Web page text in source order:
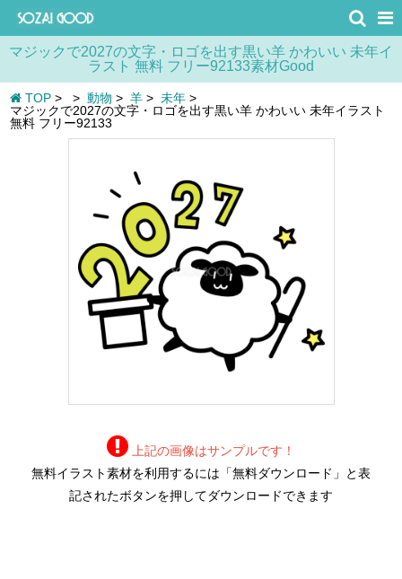
マジックで2027の文字・ロゴを出す黒い羊 かわいい 未年イ
ラスト 無料 フリー92133素材Good
TOP > > 動物 > 羊 > 未年 >
マジックで2027の文字・ロゴを出す黒い羊 かわいい 未年イラスト
無料 フリー92133
上記の画像はサンプルです！
無料イラスト素材を利用するには「無料ダウンロード」と表
記されたボタンを押してダウンロードできます